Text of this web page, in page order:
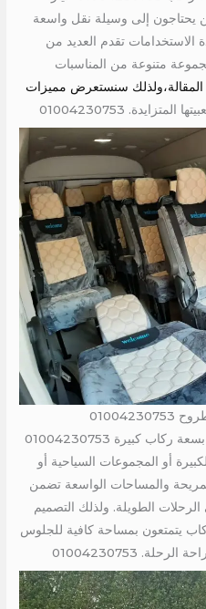
يحتاجون إلى وسيلة نقل واسعة
الاستخدامات تقدم العديد من
متنوعة من المناسبات
المقالة،ولذلك سنستعرض مميزات
01004230753
بالتالى تتميز سيارة هايس 14 راكب بسعة ركاب كبيرة 01004230753
أو المجموعات السياحية أو
والمساحات الواسعة تضمن
الطويلة. ولذلك التصميم
يتمتعون بمساحة كافية للجلوس
01004230753